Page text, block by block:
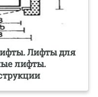
Лифты для
лифты.